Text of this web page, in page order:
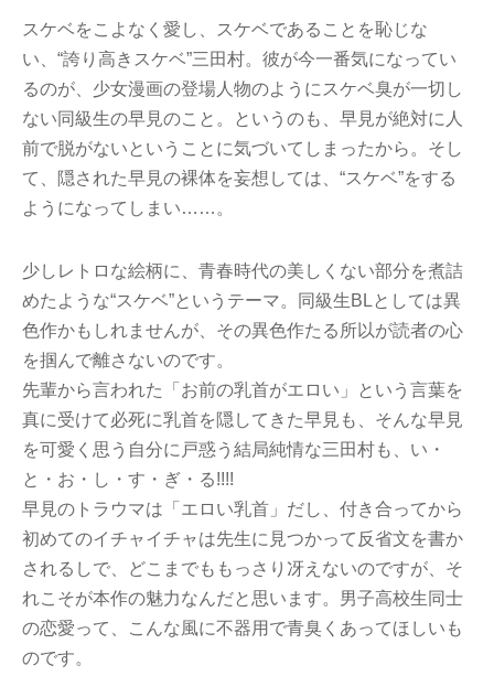
スケベをこよなく愛し、スケベであることを恥じな
い、“誇り高きスケベ”三田村。彼が今一番気になってい
るのが、少女漫画の登場人物のようにスケベ臭が一切し
ない同級生の早見のこと。というのも、早見が絶対に人
前で脱がないということに気づいてしまったから。そし
て、隠された早見の裸体を妄想しては、“スケベ”をする
ようになってしまい……。
少しレトロな絵柄に、青春時代の美しくない部分を煮詰
めたような“スケベ”というテーマ。同級生BLとしては異
色作かもしれませんが、その異色作たる所以が読者の心
を掴んで離さないのです。
先輩から言われた「お前の乳首がエロい」という言葉を
真に受けて必死に乳首を隠してきた早見も、そんな早見
を可愛く思う自分に戸惑う結局純情な三田村も、い・
と・お・し・す・ぎ・る!!!!
早見のトラウマは「エロい乳首」だし、付き合ってから
初めてのイチャイチャは先生に見つかって反省文を書か
されるしで、どこまでももっさり冴えないのですが、そ
れこそが本作の魅力なんだと思います。男子高校生同士
の恋愛って、こんな風に不器用で青臭くあってほしいも
のです。